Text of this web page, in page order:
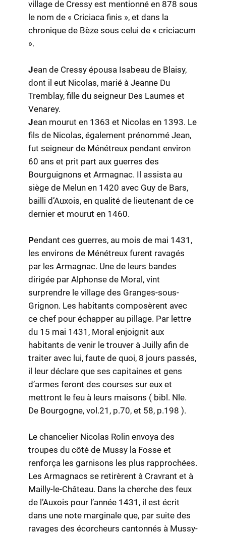
village de Cressy est mentionné en 878 sous
le nom de « Criciaca finis », et dans la
chronique de Bèze sous celui de « criciacum
».
Jean de Cressy épousa Isabeau de Blaisy,
dont il eut Nicolas, marié à Jeanne Du
Tremblay, fille du seigneur Des Laumes et
Venarey.
Jean mourut en 1363 et Nicolas en 1393. Le
fils de Nicolas, également prénommé Jean,
fut seigneur de Ménétreux pendant environ
60 ans et prit part aux guerres des
Bourguignons et Armagnac. Il assista au
siège de Melun en 1420 avec Guy de Bars,
bailli d’Auxois, en qualité de lieutenant de ce
dernier et mourut en 1460.
Pendant ces guerres, au mois de mai 1431,
les environs de Ménétreux furent ravagés
par les Armagnac. Une de leurs bandes
dirigée par Alphonse de Moral, vint
surprendre le village des Granges-sous-
Grignon. Les habitants composèrent avec
ce chef pour échapper au pillage. Par lettre
du 15 mai 1431, Moral enjoignit aux
habitants de venir le trouver à Juilly afin de
traiter avec lui, faute de quoi, 8 jours passés,
il leur déclare que ses capitaines et gens
d’armes feront des courses sur eux et
mettront le feu à leurs maisons ( bibl. Nle.
De Bourgogne, vol.21, p.70, et 58, p.198 ).
Le chancelier Nicolas Rolin envoya des
troupes du côté de Mussy la Fosse et
renforça les garnisons les plus rapprochées.
Les Armagnacs se retirèrent à Cravrant et à
Mailly-le-Château. Dans la cherche des feux
de l’Auxois pour l’année 1431, il est écrit
dans une note marginale que, par suite des
ravages des écorcheurs cantonnés à Mussy-